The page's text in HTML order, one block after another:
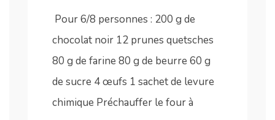
Pour 6/8 personnes : 200 g de
chocolat noir 12 prunes quetsches
80 g de farine 80 g de beurre 60 g
de sucre 4 œufs 1 sachet de levure
chimique Préchauffer le four à